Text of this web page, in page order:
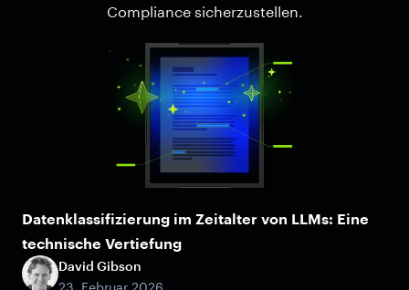
Compliance sicherzustellen.
Datenklassifizierung im Zeitalter von LLMs: Eine
technische Vertiefung
David Gibson